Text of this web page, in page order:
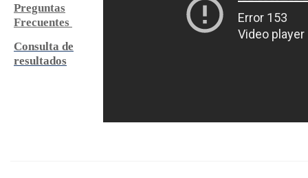
Preguntas
Frecuentes
Consulta de
resultados